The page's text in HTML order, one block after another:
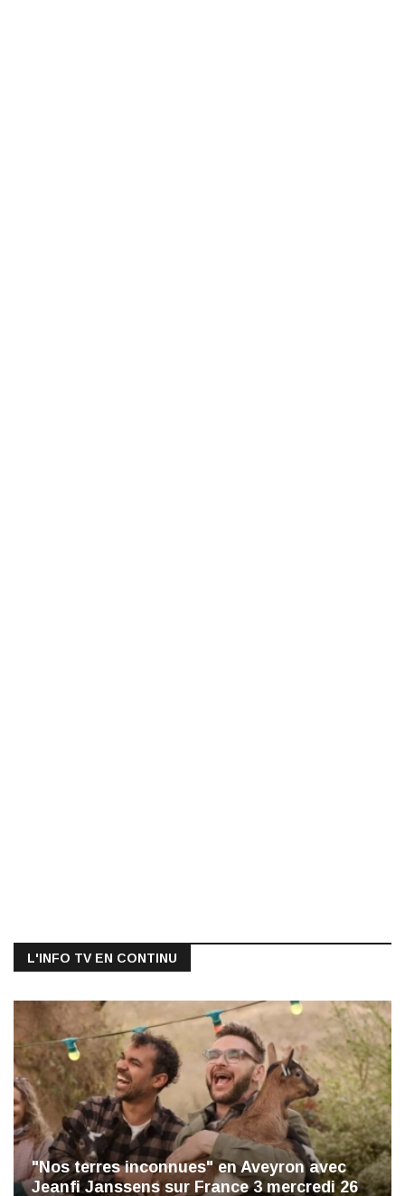
L'INFO TV EN CONTINU
"Nos terres inconnues" en Aveyron avec
Jeanfi Janssens sur France 3 mercredi 26